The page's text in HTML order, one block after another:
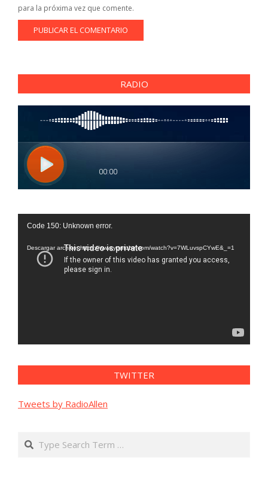
para la próxima vez que comente.
RADIO
Reproductor
vídeo
Code 150: Unknown error.
Descargar archivo: https://www.youtube.com/watch?v=7WLuvspCYwE&_=1
TWITTER
Tweets by RadioAllen
Search